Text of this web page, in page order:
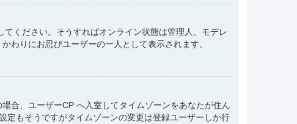
ください。そうすればオンライン状態は管理人、モデレ
わりにお忍びユーザーの一人として表示されます。
合、ユーザーCP へ入室してタイムゾーンをあなたが住ん
定もそうですがタイムゾーンの変更は登録ユーザーしか行